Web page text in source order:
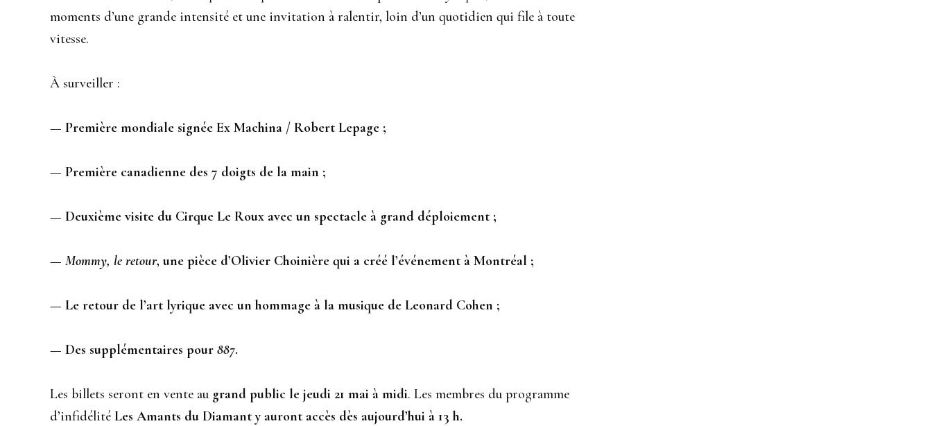
moments d’une grande intensité et une invitation à ralentir, loin d’un quotidien qui file à toute
vitesse.
À surveiller :
— Première mondiale signée Ex Machina / Robert Lepage ;
— Première canadienne des 7 doigts de la main ;
— Deuxième visite du Cirque Le Roux avec un spectacle à grand déploiement ;
— Mommy, le retour, une pièce d’Olivier Choinière qui a créé l’événement à Montréal ;
— Le retour de l’art lyrique avec un hommage à la musique de Leonard Cohen ;
— Des supplémentaires pour 887.
Les billets seront en vente au grand public le jeudi 21 mai à midi. Les membres du programme
d’infidélité Les Amants du Diamant y auront accès dès aujourd’hui à 13 h.